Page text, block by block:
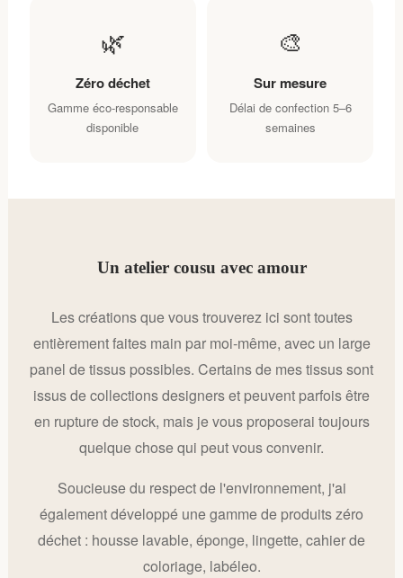
🌿
Zéro déchet
Gamme éco-responsable
disponible
🎨
Sur mesure
Délai de confection 5–6
semaines
Un atelier cousu avec amour
Les créations que vous trouverez ici sont toutes
entièrement faites main par moi‑même, avec un large
panel de tissus possibles. Certains de mes tissus sont
issus de collections designers et peuvent parfois être
en rupture de stock, mais je vous proposerai toujours
quelque chose qui peut vous convenir.
Soucieuse du respect de l'environnement, j'ai
également développé une gamme de produits zéro
déchet : housse lavable, éponge, lingette, cahier de
coloriage, labéleo.